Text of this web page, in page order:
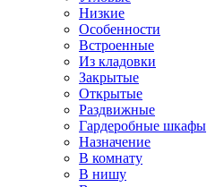
Низкие
Особенности
Встроенные
Из кладовки
Закрытые
Открытые
Раздвижные
Гардеробные шкафы
Назначение
В комнату
В нишу